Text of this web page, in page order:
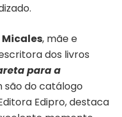
, mãe e
dos livros
para a
do catálogo
Edipro, destaca